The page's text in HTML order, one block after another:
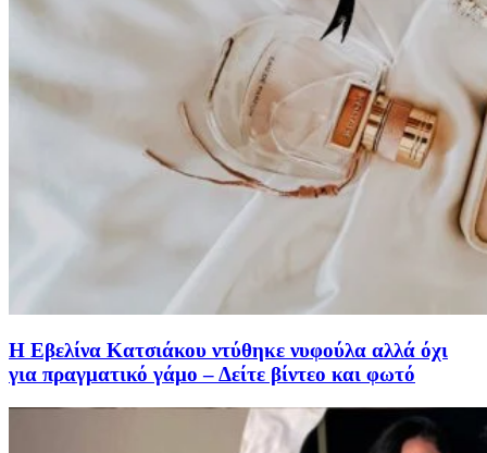
Η Εβελίνα Κατσιάκου ντύθηκε νυφούλα αλλά όχι
για πραγματικό γάμο – Δείτε βίντεο και φωτό